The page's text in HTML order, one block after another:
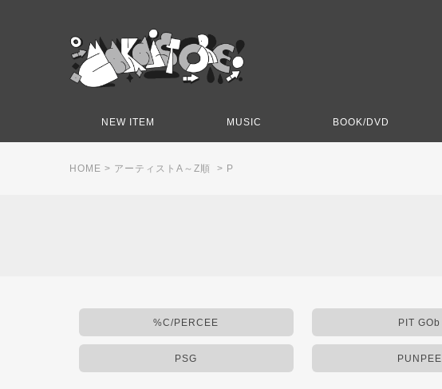
NEW ITEM MUSIC BOOK/DVD
HOME > アーティストA～Z順 > P
%C/PERCEE PIT GOb
PSG PUNPEE